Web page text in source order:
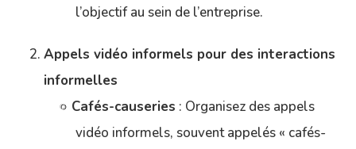
l’objectif au sein de l’entreprise.
Appels vidéo informels pour des interactions
informelles
Cafés-causeries : Organisez des appels
vidéo informels, souvent appelés « cafés-